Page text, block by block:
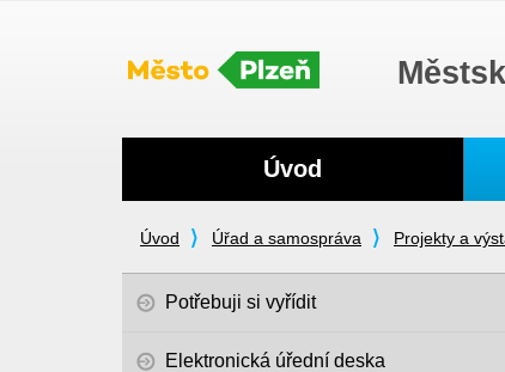
Úvod Úřad a samospráva Projekty a
Potřebuji si vyřídit
Elektronická úřední deska
Úvod